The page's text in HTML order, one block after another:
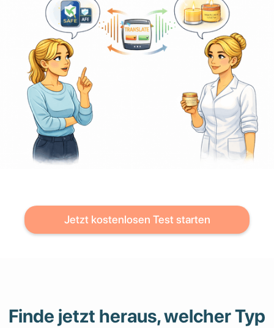
Jetzt kostenlosen Test starten
Finde jetzt heraus, welcher Typ